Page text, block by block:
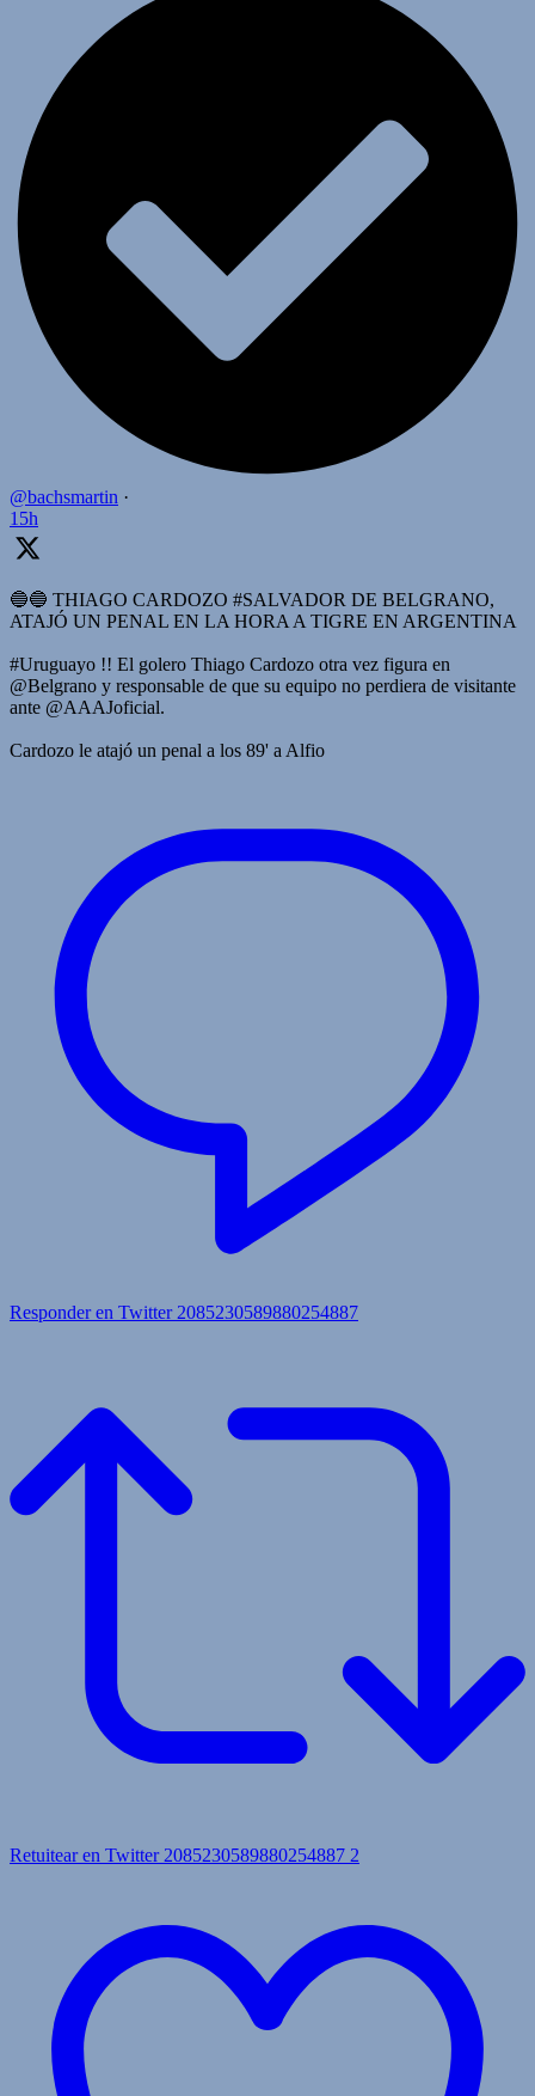
@bachsmartin ·
15h
🔵🔵 THIAGO CARDOZO #SALVADOR DE BELGRANO,
ATAJÓ UN PENAL EN LA HORA A TIGRE EN ARGENTINA
#Uruguayo !! El golero Thiago Cardozo otra vez figura en
@Belgrano y responsable de que su equipo no perdiera de visitante
ante @AAAJoficial.
Cardozo le atajó un penal a los 89' a Alfio
Responder en Twitter 2085230589880254887
Retuitear en Twitter 2085230589880254887 2